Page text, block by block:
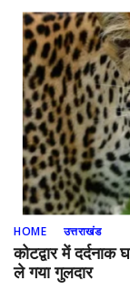
HOME उत्तराखंड
कोटद्वार में
ले गया गुलदार